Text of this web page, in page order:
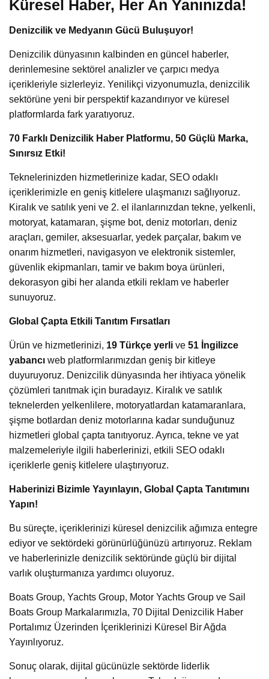
Küresel Haber, Her An Yanınızda!
Denizcilik ve Medyanın Gücü Buluşuyor!
Denizcilik dünyasının kalbinden en güncel haberler,
derinlemesine sektörel analizler ve çarpıcı medya
içerikleriyle sizlerleyiz. Yenilikçi vizyonumuzla, denizcilik
sektörüne yeni bir perspektif kazandırıyor ve küresel
platformlarda fark yaratıyoruz.
70 Farklı Denizcilik Haber Platformu, 50 Güçlü Marka,
Sınırsız Etki!
Teknelerinizden hizmetlerinize kadar, SEO odaklı
içeriklerimizle en geniş kitlelere ulaşmanızı sağlıyoruz.
Kiralık ve satılık yeni ve 2. el ilanlarınızdan tekne, yelkenli,
motoryat, katamaran, şişme bot, deniz motorları, deniz
araçları, gemiler, aksesuarlar, yedek parçalar, bakım ve
onarım hizmetleri, navigasyon ve elektronik sistemler,
güvenlik ekipmanları, tamir ve bakım boya ürünleri,
dekorasyon gibi her alanda etkili reklam ve haberler
sunuyoruz.
Global Çapta Etkili Tanıtım Fırsatları
Ürün ve hizmetlerinizi, 19 Türkçe yerli ve 51 İngilizce
yabancı web platformlarımızdan geniş bir kitleye
duyuruyoruz. Denizcilik dünyasında her ihtiyaca yönelik
çözümleri tanıtmak için buradayız. Kiralık ve satılık
teknelerden yelkenlilere, motoryatlardan katamaranlara,
şişme botlardan deniz motorlarına kadar sunduğunuz
hizmetleri global çapta tanıtıyoruz. Ayrıca, tekne ve yat
malzemeleriyle ilgili haberlerinizi, etkili SEO odaklı
içeriklerle geniş kitlelere ulaştırıyoruz.
Haberinizi Bizimle Yayınlayın, Global Çapta Tanıtımını
Yapın!
Bu süreçte, içeriklerinizi küresel denizcilik ağımıza entegre
ediyor ve sektördeki görünürlüğünüzü artırıyoruz. Reklam
ve haberlerinizle denizcilik sektöründe güçlü bir dijital
varlık oluşturmanıza yardımcı oluyoruz.
Boats Group, Yachts Group, Motor Yachts Group ve Sail
Boats Group Markalarımızla, 70 Dijital Denizcilik Haber
Portalımız Üzerinden İçeriklerinizi Küresel Bir Ağda
Yayınlıyoruz.
Sonuç olarak, dijital gücünüzle sektörde liderlik